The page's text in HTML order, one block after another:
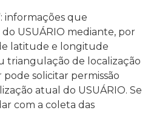
informações que
USUÁRIO mediante, por
latitude e longitude
triangulação de localização
solicitar permissão
atual do USUÁRIO. Se
com a coleta das